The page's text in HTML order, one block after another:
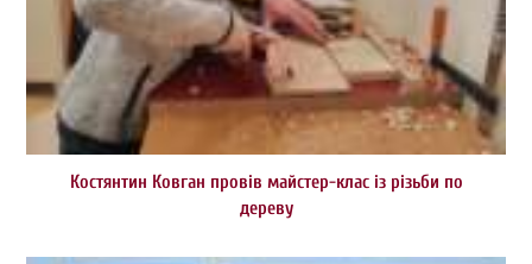
Костянтин Ковган провів майстер-клас із різьби по
дереву